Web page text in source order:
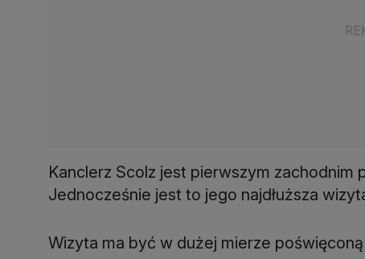
Kanclerz Scolz jest pierwszym
Jednocześnie jest to jego najdłuższa
Wizyta ma być w dużej mierze